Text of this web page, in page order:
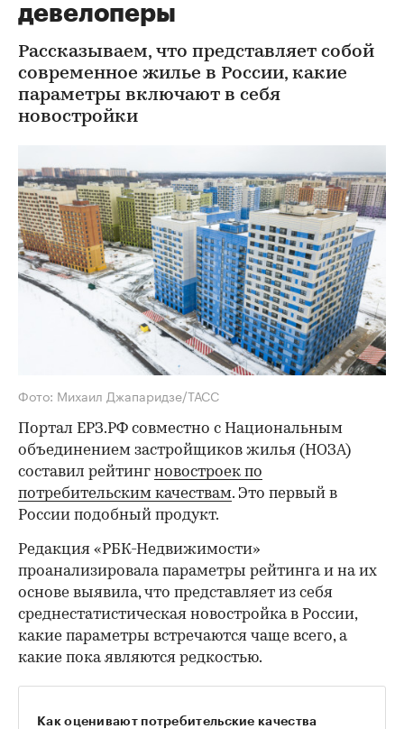
девелоперы
Рассказываем, что представляет собой
современное жилье в России, какие
параметры включают в себя
новостройки
Фото: Михаил Джапаридзе/ТАСС
Портал ЕРЗ.РФ совместно с Национальным
объединением застройщиков жилья (НОЗА)
составил рейтинг новостроек по
потребительским качествам. Это первый в
России подобный продукт.
Редакция «РБК-Недвижимости»
проанализировала параметры рейтинга и на их
основе выявила, что представляет из себя
среднестатистическая новостройка в России,
какие параметры встречаются чаще всего, а
какие пока являются редкостью.
Как оценивают потребительские качества